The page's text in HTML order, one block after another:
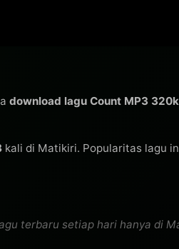
download lagu Count MP3
kali di Matikiri. Popularitas lagu
terbaru setiap hari hanya di